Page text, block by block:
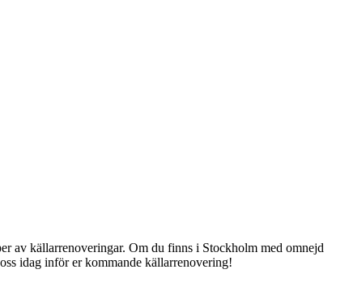
av källarrenoveringar. Om du finns i Stockholm med omnejd
idag inför er kommande källarrenovering!